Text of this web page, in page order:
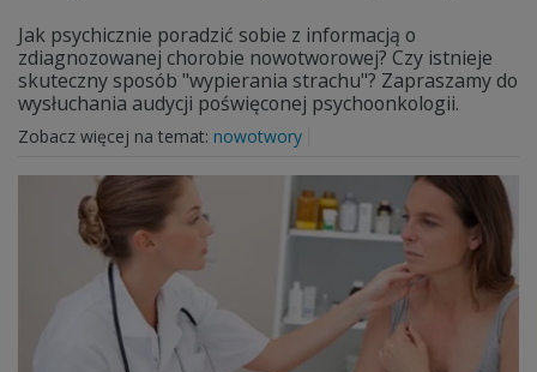
Jak psychicznie poradzić sobie z informacją o
zdiagnozowanej chorobie nowotworowej? Czy istnieje
skuteczny sposób "wypierania strachu"? Zapraszamy do
wysłuchania audycji poświęconej psychoonkologii.
Zobacz więcej na temat: nowotwory